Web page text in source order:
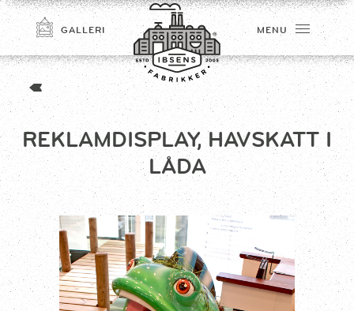
TILMELD
GALLERI MENU
REKLAMDISPLAY, HAVSKATT I
LÅDA